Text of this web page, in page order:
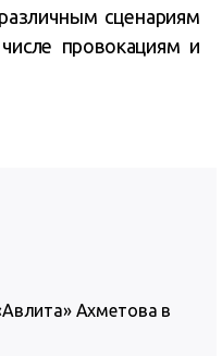
сценариям
провокациям и
Ахметова в